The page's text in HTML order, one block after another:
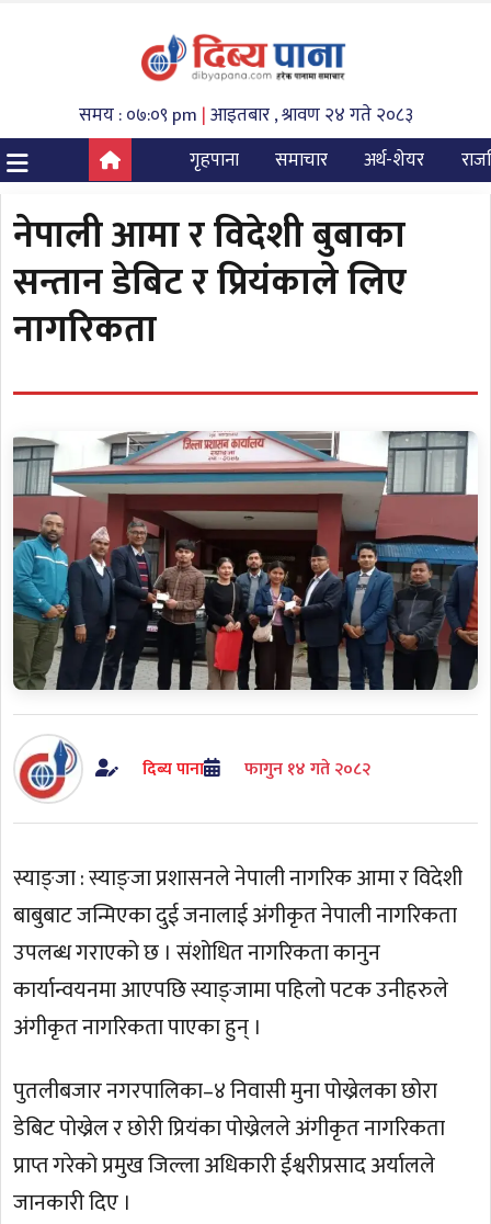
समय : ०७:०९ pm |आइतबार , श्रावण २४ गते २०८३
गृहपाना
समाचार अर्थ-शेयर
नेपाली आमा र विदेशी बुबाका
सन्तान डेबिट र प्रियंकाले लिए
नागरिकता
दिब्य पाना फागुन १४ गते २०८२
स्याङ्जा : स्याङ्जा प्रशासनले नेपाली नागरिक आमा र विदेशी
बाबुबाट जन्मिएका दुई जनालाई अंगीकृत नेपाली नागरिकता
उपलब्ध गराएको छ । संशोधित नागरिकता कानुन
कार्यान्वयनमा आएपछि स्याङ्जामा पहिलो पटक उनीहरुले
अंगीकृत नागरिकता पाएका हुन् ।
पुतलीबजार नगरपालिका–४ निवासी मुना पोख्रेलका छोरा
डेबिट पोख्रेल र छोरी प्रियंका पोख्रेलले अंगीकृत नागरिकता
प्राप्त गरेको प्रमुख जिल्ला अधिकारी ईश्वरीप्रसाद अर्यालले
जानकारी दिए ।